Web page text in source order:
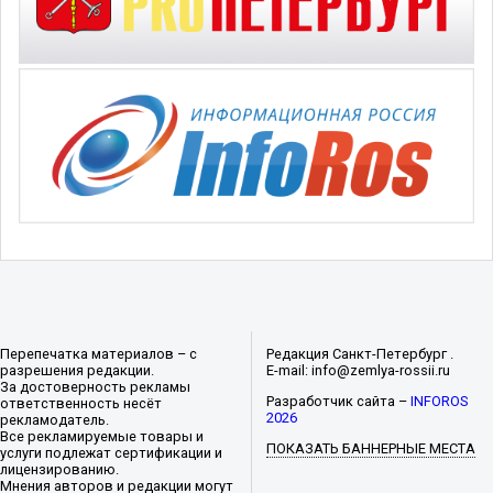
Перепечатка материалов – с
разрешения редакции.
За достоверность рекламы
ответственность несёт
рекламодатель.
Все рекламируемые товары и
услуги подлежат сертификации и
лицензированию.
Мнения авторов и редакции могут
Редакция Санкт-Петербург .
E-mail: info@zemlya-rossii.ru
Разработчик сайта –INFOROS
2026
ПОКАЗАТЬ БАННЕРНЫЕ МЕСТА